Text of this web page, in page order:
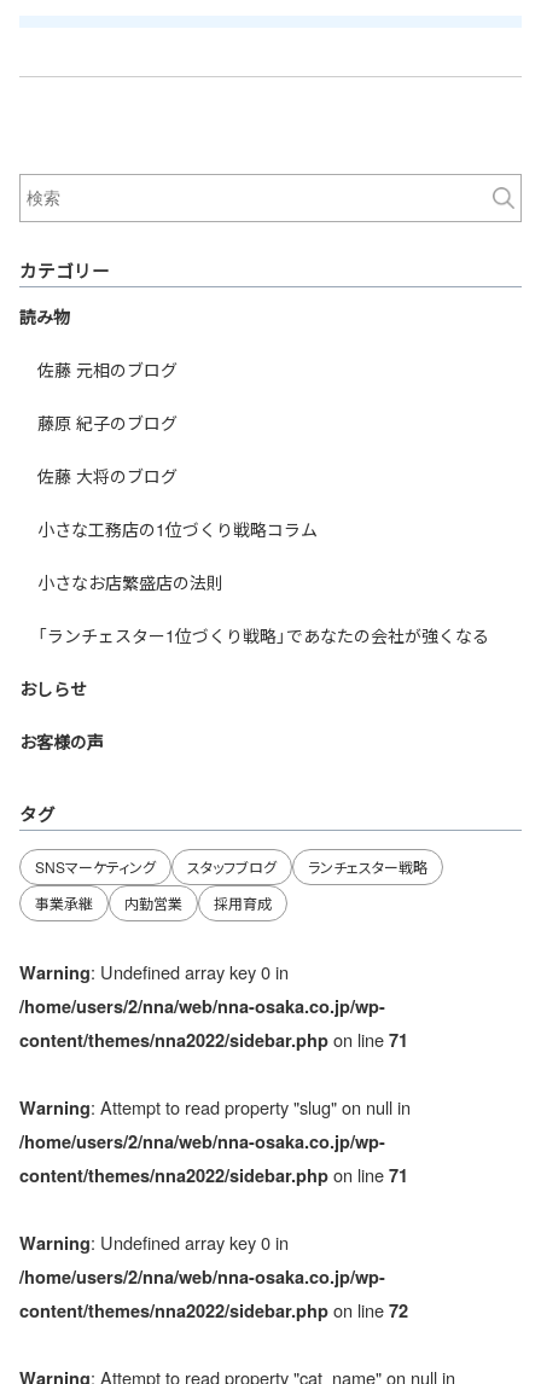
カテゴリー
読み物
佐藤 元相のブログ
藤原 紀子のブログ
佐藤 大将のブログ
小さな工務店の1位づくり戦略コラム
小さなお店繁盛店の法則
「ランチェスター1位づくり戦略」であなたの会社が強くなる
おしらせ
お客様の声
タグ
SNSマーケティング スタッフブログ
ランチェスター戦略
事業承継
内勤営業 採用育成
Warning: Undefined array key 0 in
/home/users/2/nna/web/nna-osaka.co.jp/wp-
content/themes/nna2022/sidebar.php on line 71
Warning: Attempt to read property "slug" on null in
/home/users/2/nna/web/nna-osaka.co.jp/wp-
content/themes/nna2022/sidebar.php on line 71
Warning: Undefined array key 0 in
/home/users/2/nna/web/nna-osaka.co.jp/wp-
content/themes/nna2022/sidebar.php on line 72
Warning: Attempt to read property "cat_name" on null in